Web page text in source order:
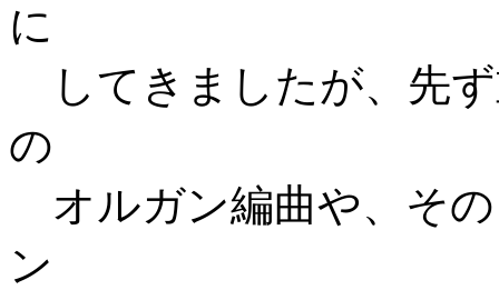
に
してきましたが、先
の
オルガン編曲や、そ
ン